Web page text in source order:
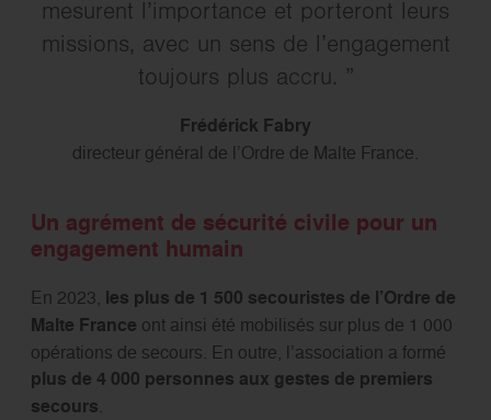
mesurent l’importance et porteront leurs
missions, avec un sens de l’engagement
toujours plus accru.
Frédérick Fabry
directeur général de l’Ordre de Malte France.
Un agrément de sécurité civile pour un
engagement humain
En 2023, les plus de 1 500 secouristes de l’Ordre de
Malte France ont ainsi été mobilisés sur plus de 1 000
opérations de secours. En outre, l’association a formé
plus de 4 000 personnes aux gestes de premiers
secours.